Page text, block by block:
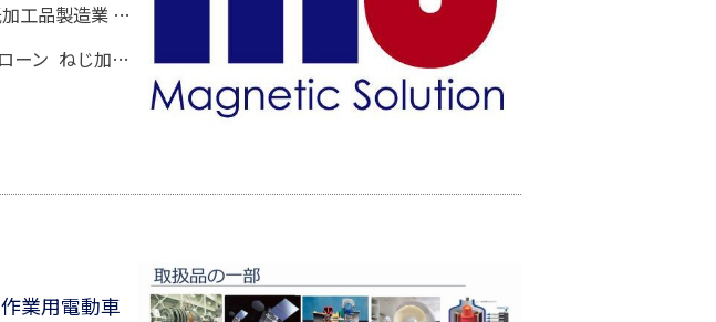
工品製造業 はん用機械器具製造業 プラスチック製品製造業
ーン ねじ加工 切断 印刷 曲げ 木工 板金 精密加工・特殊加工
業用電動車